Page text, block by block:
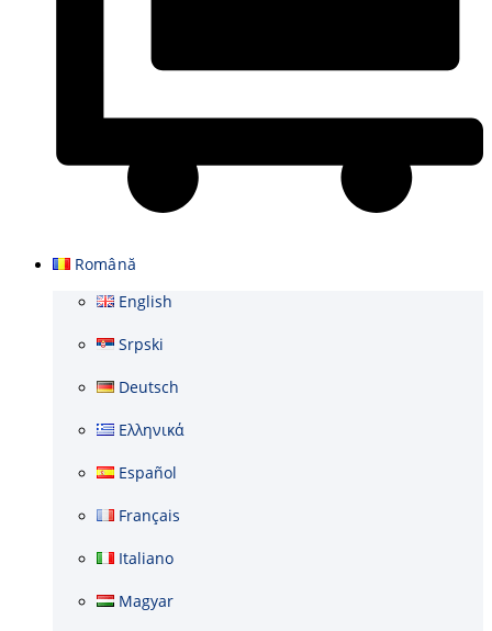
Română
English
Srpski
Deutsch
Ελληνικά
Español
Français
Italiano
Magyar